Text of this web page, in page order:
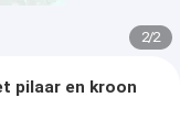
2/2
pilaar en kroon